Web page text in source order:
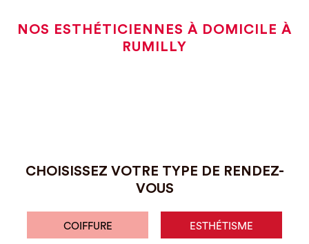
NOS ESTHÉTICIENNES À DOMICILE À
RUMILLY
CHOISISSEZ VOTRE TYPE DE RENDEZ-
VOUS
COIFFURE ESTHÉTISME